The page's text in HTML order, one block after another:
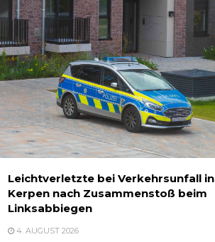
Leichtverletzte bei Verkehrsunfall in
Kerpen nach Zusammenstoß beim
Linksabbiegen
4. AUGUST 2026